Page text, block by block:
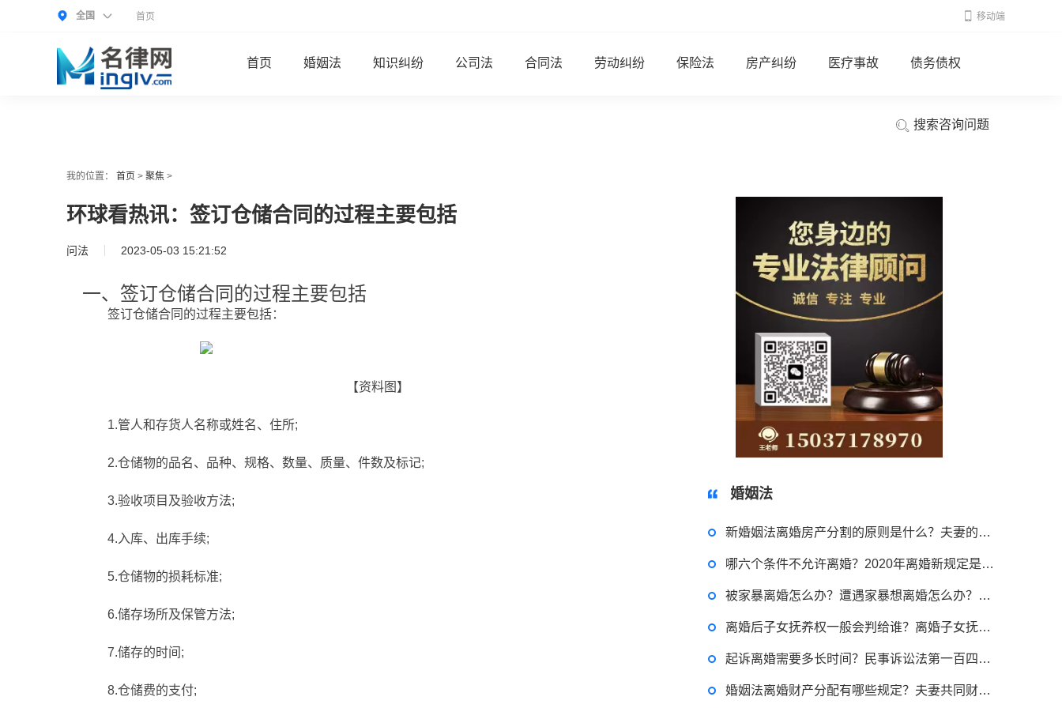
全国 首页 移动端
首页 婚姻法 知识纠纷 公司法 合同法 劳动纠纷 保险法 房产纠纷 医疗事故 债务债权
搜索咨询问题
我的位置： 首页 > 聚焦 >
环球看热讯：签订仓储合同的过程主要包括
问法 2023-05-03 15:21:52
一、签订仓储合同的过程主要包括
签订仓储合同的过程主要包括：
【资料图】
1.管人和存货人名称或姓名、住所;
2.仓储物的品名、品种、规格、数量、质量、件数及标记;
3.验收项目及验收方法;
4.入库、出库手续;
5.仓储物的损耗标准;
6.储存场所及保管方法;
7.储存的时间;
8.仓储费的支付;
婚姻法
新婚姻法离婚房产分割的原则是什么？夫妻的共同财产怎么分配的？
哪六个条件不允许离婚？2020年离婚新规定是什么？
被家暴离婚怎么办？遭遇家暴想离婚怎么办？家暴离婚证据怎么收集？
离婚后子女抚养权一般会判给谁？离婚子女抚养权可以尊重子女的意见吗？
起诉离婚需要多长时间？民事诉讼法第一百四十九条内容是什么？
婚姻法离婚财产分配有哪些规定？夫妻共同财产分割的原则是什么？
民事权利包括哪些